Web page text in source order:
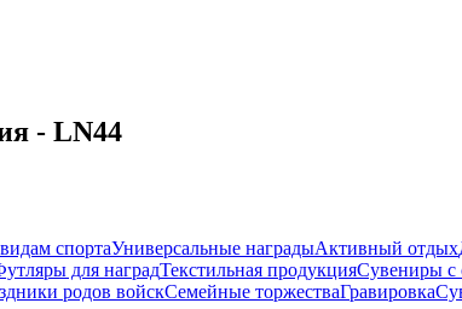
- LN44
спортаУниверсальные наградыАктивный отдых
для наградТекстильная продукцияСувениры с
родов войскСемейные торжестваГравировка